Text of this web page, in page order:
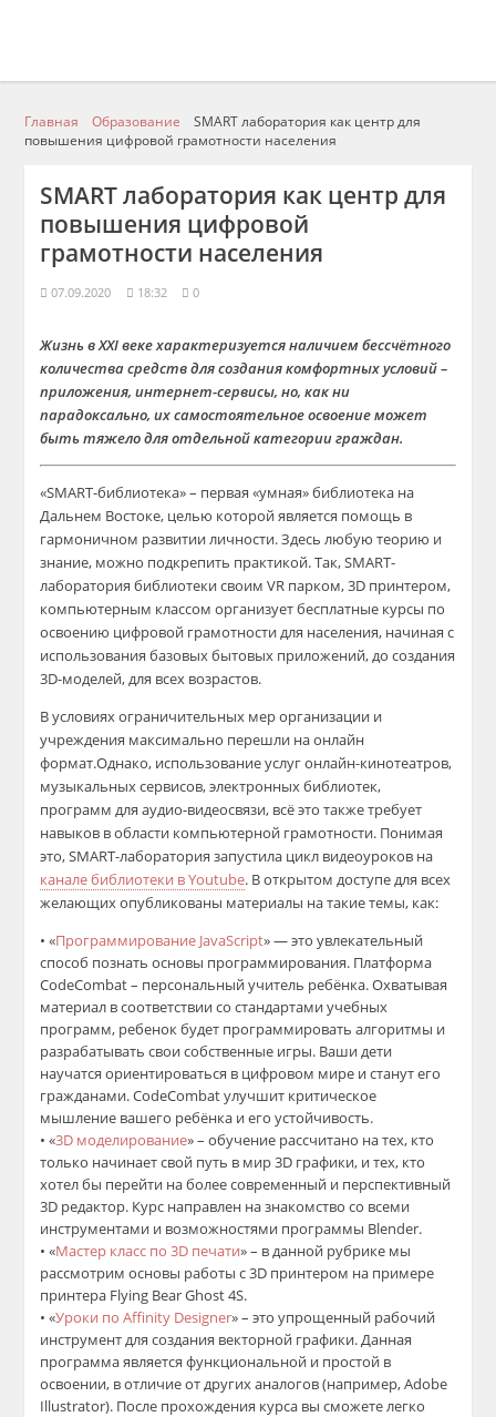
Главная Образование
SMART лаборатория как центр для
повышения цифровой грамотности населения
SMART лаборатория как центр для
повышения цифровой
грамотности населения
07.09.2020 18:32 0
Жизнь вXXIвеке характеризуется наличиембессчётного
количества средств для создания комфортных условий –
приложения, интернет-сервисы, но, как ни
парадоксально, ихсамостоятельное освоение может
быть тяжело для отдельной категорииграждан.
«SMART-библиотека»– первая «умная»библиотека на
Дальнем Востоке, целью которой является помощь в
гармоничном развитии личности. Здесь любую теорию и
знание, можно подкрепить практикой. Так,SMART-
лаборатория библиотекисвоимVR парком,3D принтером,
компьютерным классом организуетбесплатные курсы по
освоению цифровой грамотности для населения, начиная с
использования базовых бытовых приложений, до создания
3D-моделей, для всех возрастов.
В условиях ограничительных мерорганизации и
учреждения максимально перешли на онлайн
формат.Однако, использование услуг онлайн-кинотеатров,
музыкальныхсервисов, электронныхбиблиотек,
программ для аудио-видеосвязи, всёэтотакжетребует
навыков в области компьютерной грамотности. Понимая
это,SMART-лаборатория запустила цикл видеоуроков на
канале библиотеки вYoutube. В открытом доступе для всех
желающих опубликованы материалы на такие темы, как:
•«Программирование JavaScript»— это увлекательный
способ познать основы программирования. Платформа
CodeCombat– персональный учитель ребёнка. Охватывая
материал в соответствии со стандартами учебных
программ, ребенок будет программировать алгоритмы и
разрабатывать свои собственные игры. Ваши дети
научатся ориентироваться в цифровом мире и станут его
гражданами.CodeCombatулучшит критическое
мышление вашего ребёнка и его устойчивость.
•«3D моделирование»–обучение рассчитано на тех, кто
только начинает свой путь в мир 3D графики, и тех, кто
хотел бы перейти на более современный и перспективный
3D редактор. Курс направлен на знакомство со всеми
инструментами и возможностями программы Blender.
•«Мастер класс по 3D печати»– в данной рубрике мы
рассмотрим основы работы с 3D принтером на примере
принтера Flying BearGhost4S.
•«Уроки поAffinity Designer»–это упрощенный рабочий
инструмент для создания векторной графики. Данная
программа является функциональной и простой в
освоении, в отличие от других аналогов(например,Adobe
Illustrator). После прохождения курса вы сможете легко